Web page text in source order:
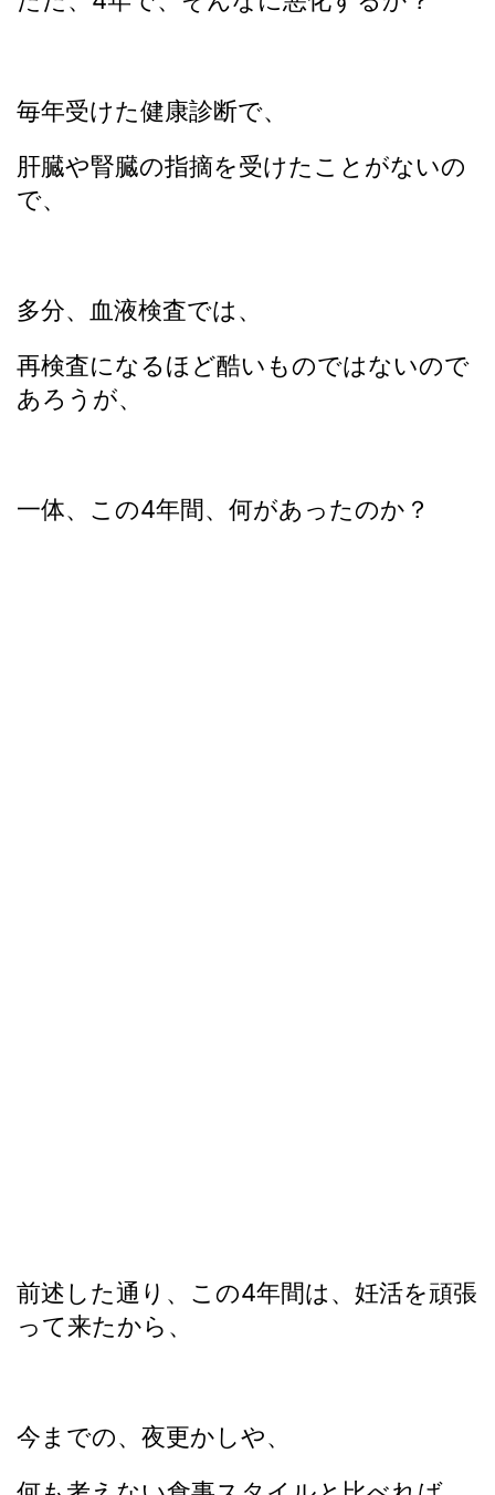
毎年受けた健康診断で、
肝臓や腎臓の指摘を受けたことがないの
で、
多分、血液検査では、
再検査になるほど酷いものではないので
あろうが、
一体、この4年間、何があったのか？
前述した通り、この4年間は、妊活を頑張
って来たから、
今までの、夜更かしや、